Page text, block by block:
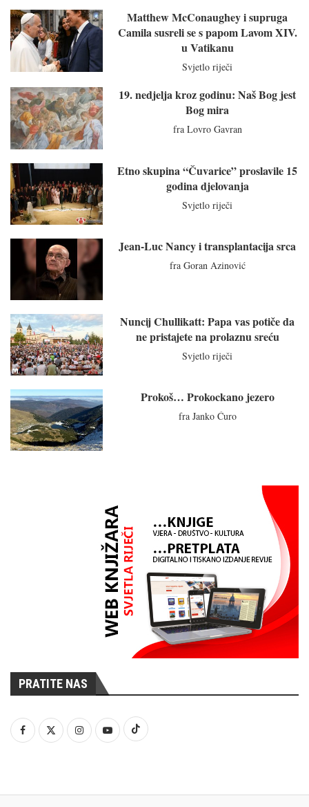
Matthew McConaughey i supruga
Camila susreli se s papom Lavom XIV.
u Vatikanu
Svjetlo riječi
19. nedjelja kroz godinu: Naš Bog jest
Bog mira
fra Lovro Gavran
Etno skupina “Čuvarice” proslavile 15
godina djelovanja
Svjetlo riječi
Jean-Luc Nancy i transplantacija srca
fra Goran Azinović
Nuncij Chullikatt: Papa vas potiče da
ne pristajete na prolaznu sreću
Svjetlo riječi
Prokoš… Prokockano jezero
fra Janko Ćuro
PRATITE NAS